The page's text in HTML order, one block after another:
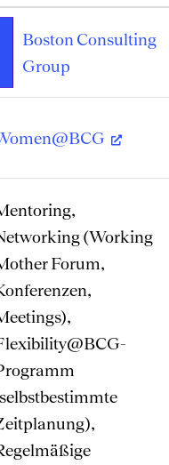
Boston Consulting
Group
(Working
Forum,